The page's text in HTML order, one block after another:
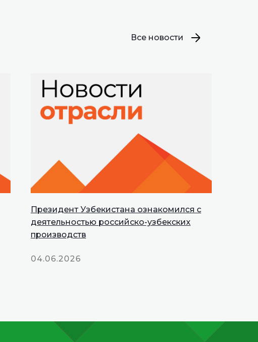
Все новости
Президент Узбекистана ознакомился с
деятельностью российско-узбекских
производств
04.06.2026